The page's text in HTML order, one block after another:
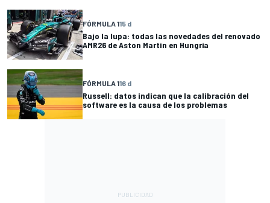
FÓRMULA 115 d
Bajo la lupa: todas las novedades del renovado
AMR26 de Aston Martin en Hungría
FÓRMULA 116 d
Russell: datos indican que la calibración del
software es la causa de los problemas